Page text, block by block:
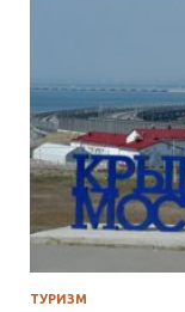
ТУРИЗМ